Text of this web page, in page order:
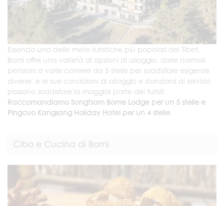
Essendo una delle mete turistiche più popolari del Tibet,
Bomi offre una varietà di opzioni di alloggio, dalle normali
pensioni a varie camere da 5 stelle per soddisfare esigenze
diverse, e le sue condizioni di alloggio e standard di servizio
possono soddisfare la maggior parte dei turisti.
Raccomandiamo Songtsam Bome Lodge per un 5 stelle e
Pingcuo Kangsang Holiday Hotel per un 4 stelle
Cibo e Cucina di Bomi